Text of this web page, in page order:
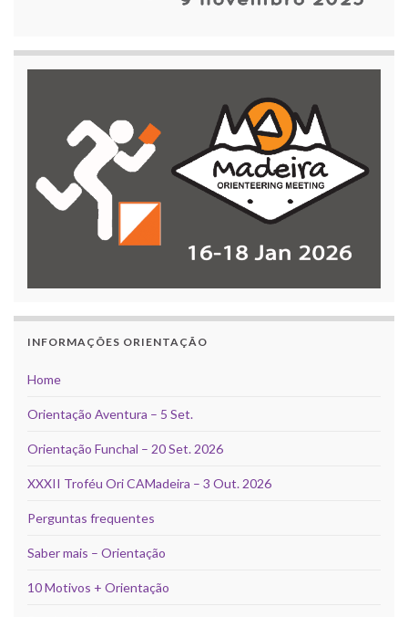
INFORMAÇÕES ORIENTAÇÃO
Home
Orientação Aventura – 5 Set.
Orientação Funchal – 20 Set. 2026
XXXII Troféu Ori CAMadeira – 3 Out. 2026
Perguntas frequentes
Saber mais – Orientação
10 Motivos + Orientação